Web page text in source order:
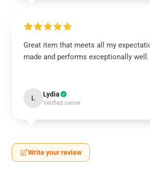
Great item that meets all my
made and performs exceptionally well.
L Lydia
Verified owner
Write your review